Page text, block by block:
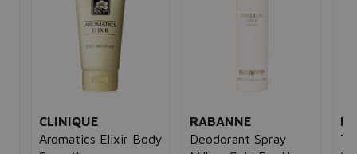
CLINIQUE
Aromatics Elixir Body
RABANNE
Deodorant Spray